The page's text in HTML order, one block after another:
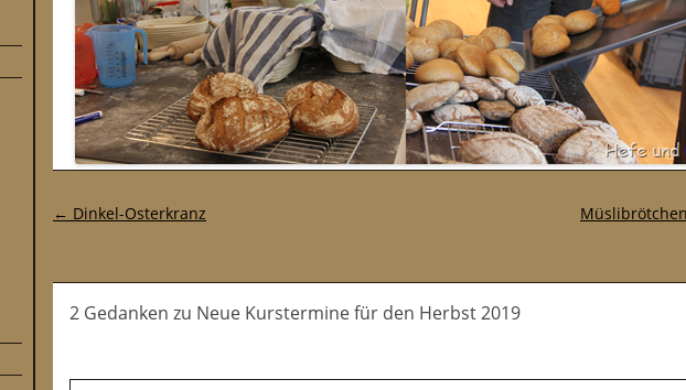
Post-Navigation
← Dinkel-Osterkranz
2 Gedanken zu Neue Kurstermine für den Herbst 2019